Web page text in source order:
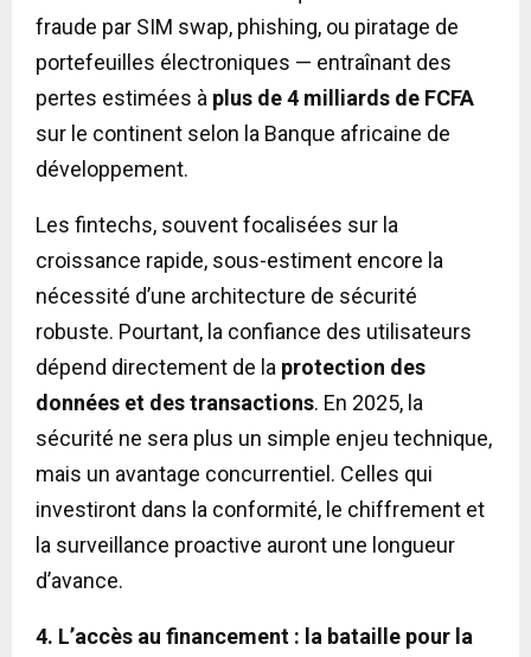
fraude par SIM swap, phishing, ou piratage de
portefeuilles électroniques — entraînant des
pertes estimées à plus de 4 milliards de FCFA
sur le continent selon la Banque africaine de
développement.
Les fintechs, souvent focalisées sur la
croissance rapide, sous-estiment encore la
nécessité d’une architecture de sécurité
robuste. Pourtant, la confiance des utilisateurs
dépend directement de la protection des
données et des transactions. En 2025, la
sécurité ne sera plus un simple enjeu technique,
mais un avantage concurrentiel. Celles qui
investiront dans la conformité, le chiffrement et
la surveillance proactive auront une longueur
d’avance.
4. L’accès au financement : la bataille pour la